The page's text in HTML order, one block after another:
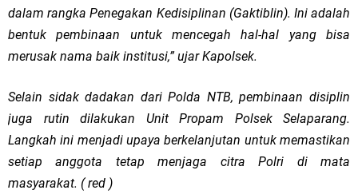
dalam rangka Penegakan Kedisiplinan (Gaktiblin). Ini adalah
bentuk pembinaan untuk mencegah hal-hal yang bisa
merusak nama baik institusi,” ujar Kapolsek.
Selain sidak dadakan dari Polda NTB, pembinaan disiplin
juga rutin dilakukan Unit Propam Polsek Selaparang.
Langkah ini menjadi upaya berkelanjutan untuk memastikan
setiap anggota tetap menjaga citra Polri di mata
masyarakat. ( red )